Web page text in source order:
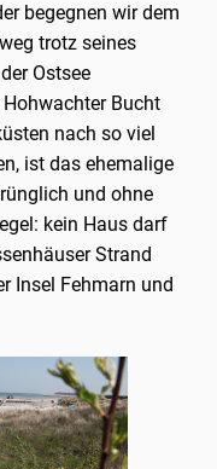
begegnen wir dem
trotz seines
Ostsee
Bucht
nach so viel
ist das ehemalige
und ohne
kein Haus darf
Strand
Insel Fehmarn und